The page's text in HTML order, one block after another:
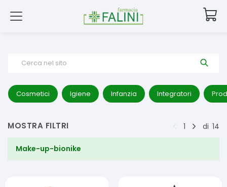
Cerca nel sito
Cosmetici Igiene Infanzia Integratori
MOSTRA FILTRI 1 di 14
Make-up-bionike